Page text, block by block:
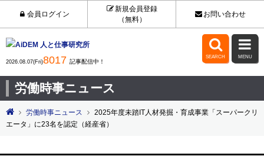
会員ログイン
新規会員登録
（無料）
お問い合わせ
2026.08.07(Fri)8017 記事配信中！

SEARCH

MENU
労働時事ニュース
労働時事ニュース
2025年度未踏IT人材発掘・育成事業「スーパークリ
エータ」に23名を認定（経産省）